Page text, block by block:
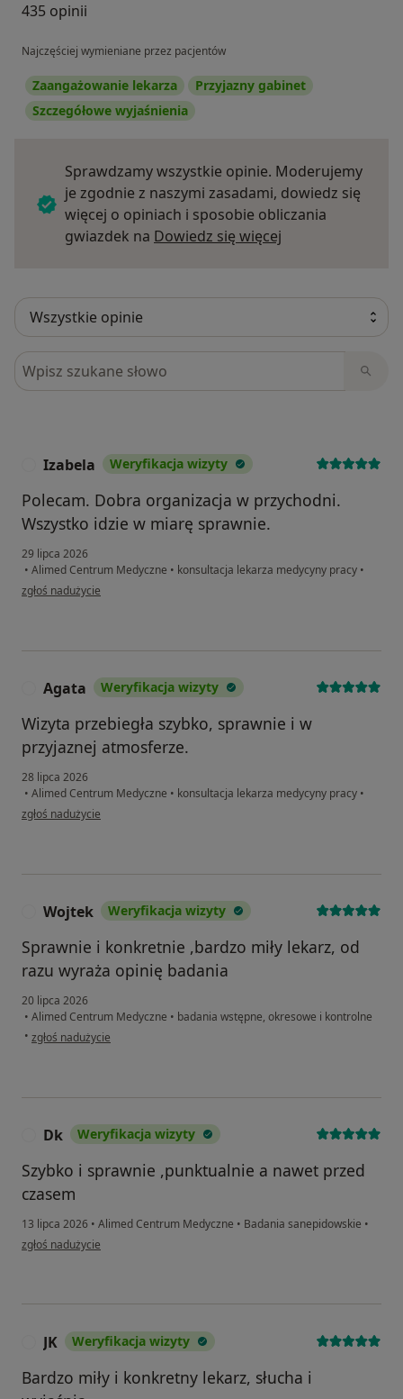
435 opinii
Najczęściej wymieniane przez pacjentów
Zaangażowanie lekarza
Przyjazny gabinet
Szczegółowe wyjaśnienia
Sprawdzamy wszystkie opinie. Moderujemy
je zgodnie z naszymi zasadami, dowiedz się
więcej o opiniach i sposobie obliczania
gwiazdek na Dowiedz się więcej
Szukaj w opiniach
Izabela Weryfikacja wizyty
Polecam. Dobra organizacja w przychodni.
Wszystko idzie w miarę sprawnie.
29 lipca 2026
• Alimed Centrum Medyczne • konsultacja lekarza medycyny pracy •
w opinii użytkownika Izabela
zgłoś nadużycie
Agata Weryfikacja wizyty
Wizyta przebiegła szybko, sprawnie i w
przyjaznej atmosferze.
28 lipca 2026
• Alimed Centrum Medyczne • konsultacja lekarza medycyny pracy •
w opinii użytkownika Agata
zgłoś nadużycie
Wojtek Weryfikacja wizyty
Sprawnie i konkretnie ,bardzo miły lekarz, od
razu wyraża opinię badania
20 lipca 2026
• Alimed Centrum Medyczne • badania wstępne, okresowe i kontrolne
• w opinii użytkownika Wojtek
zgłoś nadużycie
Dk Weryfikacja wizyty
Szybko i sprawnie ,punktualnie a nawet przed
czasem
13 lipca 2026 • Alimed Centrum Medyczne • Badania sanepidowskie •
w opinii użytkownika Dk
zgłoś nadużycie
JK Weryfikacja wizyty
Bardzo miły i konkretny lekarz, słucha i